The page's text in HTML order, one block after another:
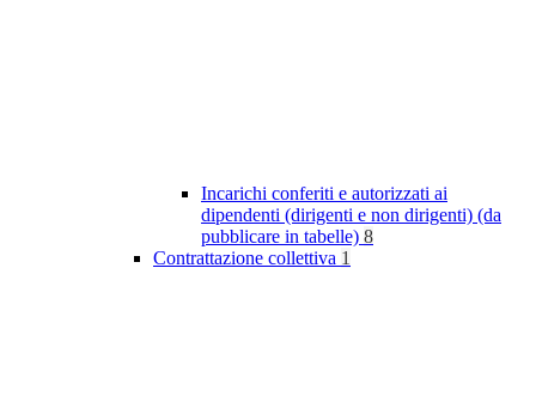
Incarichi conferiti e autorizzati ai
dipendenti (dirigenti e non dirigenti) (da
pubblicare in tabelle) 8
Contrattazione collettiva 1